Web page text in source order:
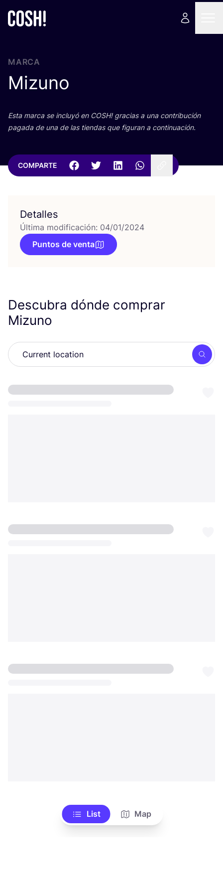
MARCA
Mizuno
Esta mar­ca se inclu­yó en COSH! gra­cias a una con­tri­bu­ción
paga­da de una de las tien­das que figu­ran a continuación.
COMPARTE
Detalles
Última modificación: 04/01/2024
Puntos de venta
Descubra dónde comprar
Mizuno
List Map